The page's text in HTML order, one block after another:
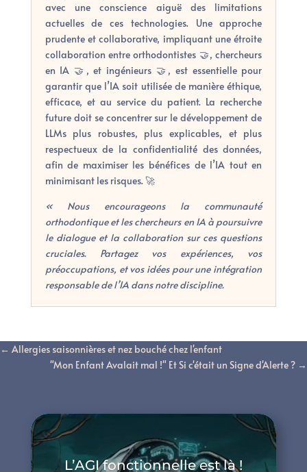
avec une conscience aiguë des limitations
actuelles de ces technologies. Une approche
prudente et collaborative, impliquant une étroite
collaboration entre orthodontistes 🤝, chercheurs
en IA 🤝, et ingénieurs 🤝, est essentielle pour
garantir que l’IA soit utilisée de manière éthique,
efficace, et au service du patient. La recherche
future doit se concentrer sur le développement de
LLMs plus robustes, plus explicables, et plus
respectueux de la confidentialité des données,
afin de maximiser les bénéfices de l’IA tout en
minimisant les risques. 🚀
« Nous encourageons la communauté
orthodontique et les chercheurs en IA à poursuivre
le dialogue et la collaboration sur ces questions
cruciales. Partagez vos expériences, vos
préoccupations, et vos idées pour une intégration
responsable de l’IA dans notre discipline.
← Allergies saisonnières et nez bouché chez l'enfant
"Mon Enfant Avalait mal !" Et Si c'était un Signe d'Alerte ? →
L’AGI fonctionnelle est là !